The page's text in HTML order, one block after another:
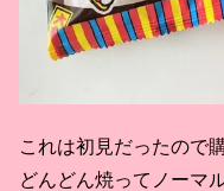
これは初見だったので購
どんどん焼ってノーマ